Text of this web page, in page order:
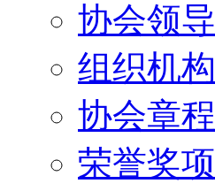
协会领导
组织机构
协会章程
荣誉奖项